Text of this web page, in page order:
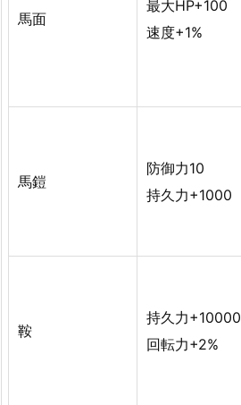
馬面
最大HP+100
速度+1%
馬鎧
防御力10
持久力+1000
鞍
持久力+10000
回転力+2%